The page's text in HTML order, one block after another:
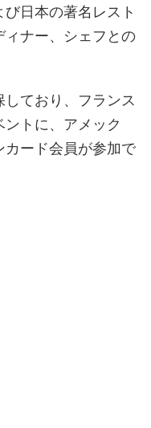
日本の著名レスト
ィナー、シェフとの
ており、フランス
トに、アメック
カード会員が参加で